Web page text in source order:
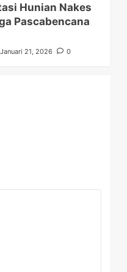
Hunian Nakes
Pascabencana
Januari 21, 2026 0